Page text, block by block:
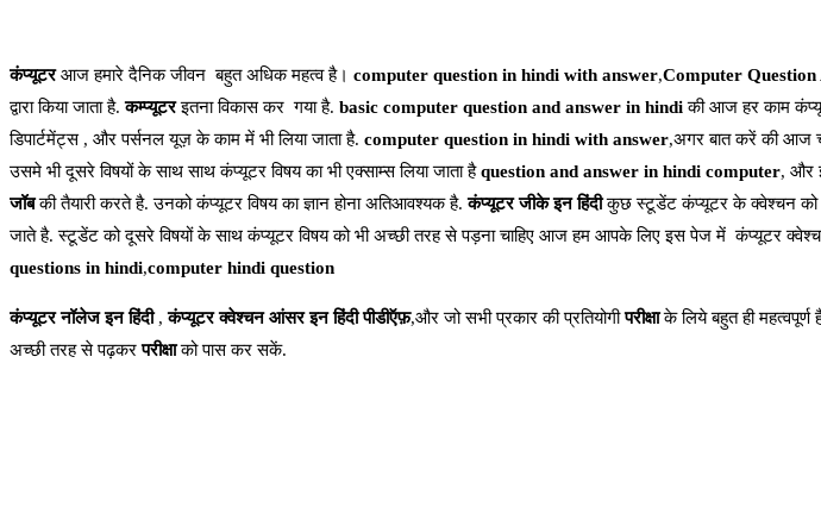
कंप्यूटरआज हमारे दैनिक जीवन बहुत अधिक महत्व है। computer question in hindi with answer,Computer
द्वारा किया जाता है.कम्प्यूटरइतना विकास कर गया है. basic computer question and answer in hindiकी आज हर काम
डिपार्टमेंट्स , और पर्सनल यूज़ के काम में भी लिया जाता है. computer question in hindi with answer,अगर बात करें की आज
उसमे भी दूसरे विषयों के साथ साथ कंप्यूटर विषय का भी एक्साम्स लिया जाता हैquestion and answer in hindi computer, और
जॉबकी तैयारी करते है. उनको कंप्यूटर विषय का ज्ञान होना अतिआवश्यक है. कंप्यूटर जीके इन हिंदीकुछ स्टूडेंट कंप्यूटर के क्वेश्चन को
जाते है. स्टूडेंट को दूसरे विषयों के साथ कंप्यूटर विषय को भी अच्छी तरह से पड़ना चाहिए आज हम आपके लिए इस पेज में कंप्यूटर
questions in hindi,computer hindi question
कंप्यूटर नॉलेज इन हिंदी,कंप्यूटर क्वेश्चन आंसर इन हिंदी पीडीऍफ़,और जो सभी प्रकार की प्रतियोगीपरीक्षाके लिये बहुत ही
अच्छी तरह से पढ़करपरीक्षाको पास कर सकें.